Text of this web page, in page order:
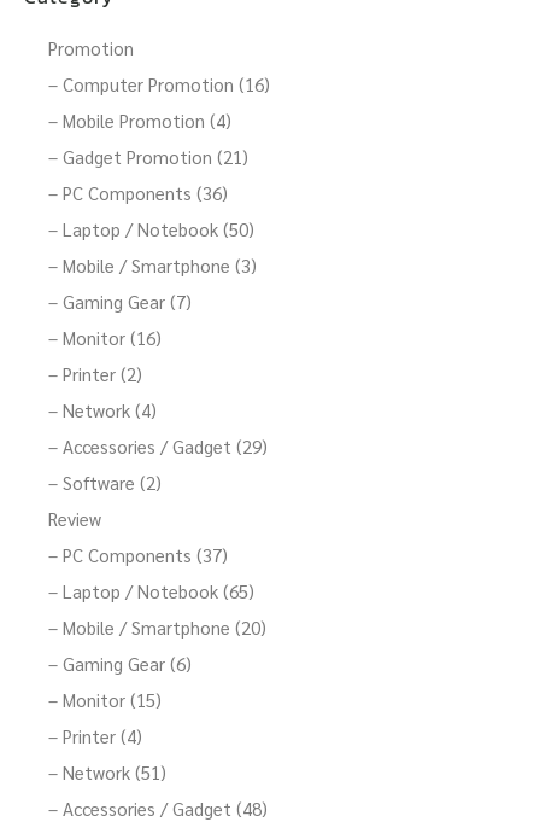
Promotion
– Computer Promotion (16)
– Mobile Promotion (4)
– Gadget Promotion (21)
– PC Components (36)
– Laptop / Notebook (50)
– Mobile / Smartphone (3)
– Gaming Gear (7)
– Monitor (16)
– Printer (2)
– Network (4)
– Accessories / Gadget (29)
– Software (2)
Review
– PC Components (37)
– Laptop / Notebook (65)
– Mobile / Smartphone (20)
– Gaming Gear (6)
– Monitor (15)
– Printer (4)
– Network (51)
– Accessories / Gadget (48)